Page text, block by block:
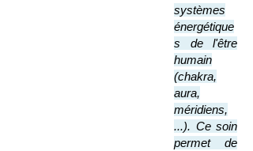
systèmes
énergétique
s de l'être
humain
(chakra,
aura,
méridiens,
...). Ce soin
permet de